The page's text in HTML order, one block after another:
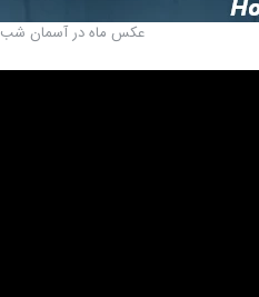
عکس ماه در آسمان شب